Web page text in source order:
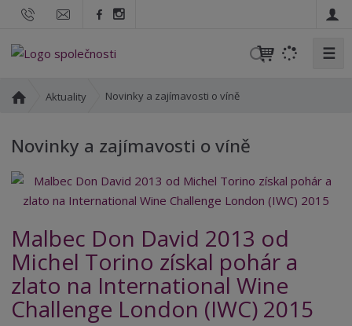
V
t
☰
d
s
r
a
n
a
Aktuality Novinky a zajímavosti o víně
Novinky a zajímavosti o víně
Malbec Don David 2013 od
Michel Torino získal pohár a
zlato na International Wine
Challenge London (IWC) 2015